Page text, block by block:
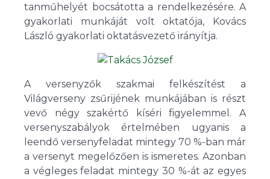
tanműhelyét bocsátotta a rendelkezésére. A
gyakorlati munkáját volt oktatója, Kovács
László gyakorlati oktatásvezető irányítja.
A versenyzők szakmai felkészítést a
Világverseny zsűrijének munkájában is részt
vevő négy szakértő kíséri figyelemmel. A
versenyszabályok értelmében ugyanis a
leendő versenyfeladat mintegy 70 %-ban már
a versenyt megelőzően is ismeretes. Azonban
a végleges feladat mintegy 30 %-át az egyes